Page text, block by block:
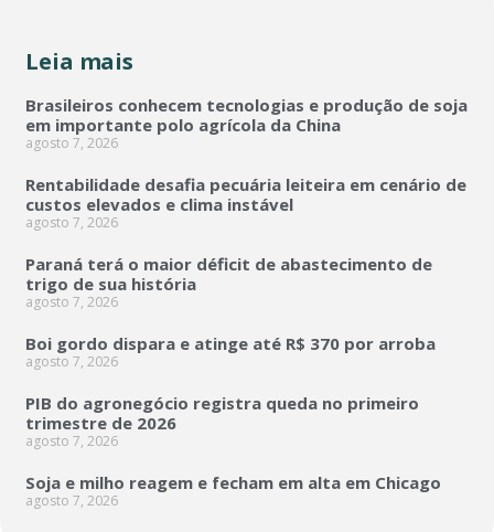
Leia mais
Brasileiros conhecem tecnologias e produção de soja
em importante polo agrícola da China
agosto 7, 2026
Rentabilidade desafia pecuária leiteira em cenário de
custos elevados e clima instável
agosto 7, 2026
Paraná terá o maior déficit de abastecimento de
trigo de sua história
agosto 7, 2026
Boi gordo dispara e atinge até R$ 370 por arroba
agosto 7, 2026
PIB do agronegócio registra queda no primeiro
trimestre de 2026
agosto 7, 2026
Soja e milho reagem e fecham em alta em Chicago
agosto 7, 2026